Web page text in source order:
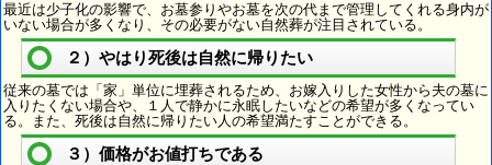
最近は少子化の影響で、お墓参りやお墓を次の代まで管理してくれる身内が
いない場合が多くなり、その必要がない自然葬が注目されている。
２）やはり死後は自然に帰りたい
従来の墓では「家」単位に埋葬されるため、お嫁入りした女性から夫の墓に
入りたくない場合や、１人で静かに永眠したいなどの希望が多くなってい
る。また、死後は自然に帰りたい人の希望満たすことができる。
３）価格がお値打ちである